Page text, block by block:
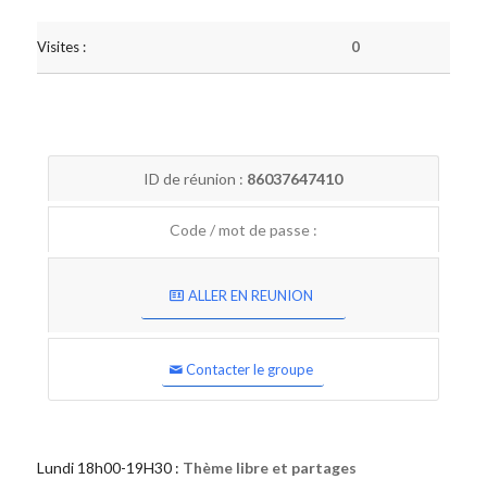
Visites : 0
ID de réunion : 86037647410
Code / mot de passe :
ALLER EN REUNION
Contacter le groupe
Lundi 18h00-19H30 : Thème libre et partages